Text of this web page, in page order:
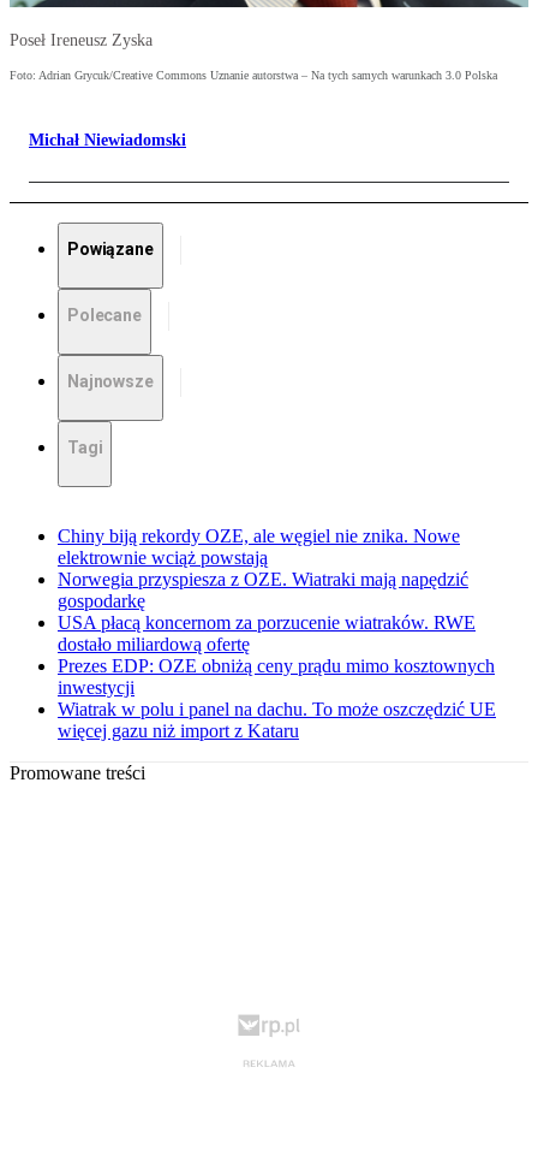
Poseł Ireneusz Zyska
Foto: Adrian Grycuk/Creative Commons Uznanie autorstwa – Na tych samych warunkach 3.0 Polska
Michał Niewiadomski
Powiązane
Polecane
Najnowsze
Tagi
Chiny biją rekordy OZE, ale węgiel nie znika. Nowe
elektrownie wciąż powstają
Norwegia przyspiesza z OZE. Wiatraki mają napędzić
gospodarkę
USA płacą koncernom za porzucenie wiatraków. RWE
dostało miliardową ofertę
Prezes EDP: OZE obniżą ceny prądu mimo kosztownych
inwestycji
Wiatrak w polu i panel na dachu. To może oszczędzić UE
więcej gazu niż import z Kataru
Promowane treści